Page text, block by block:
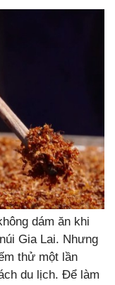
dám ăn khi
Gia Lai. Nhưng
thử một lần
du lịch. Để làm